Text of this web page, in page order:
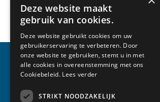
Advies nodig of
Specialisaties
Deze website maakt
gebruik van cookies.
Deze website gebruikt cookies om uw
gebruikerservaring te verbeteren. Door
onze website te gebruiken, stemt u in met
alle cookies in overeenstemming met ons
Cookiebeleid. Lees verder
STRIKT NOODZAKELIJK